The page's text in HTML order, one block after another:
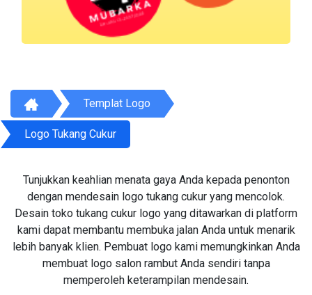
Templat Logo
Logo Tukang Cukur
Tunjukkan keahlian menata gaya Anda kepada penonton
dengan mendesain logo tukang cukur yang mencolok.
Desain toko tukang cukur logo yang ditawarkan di platform
kami dapat membantu membuka jalan Anda untuk menarik
lebih banyak klien. Pembuat logo kami memungkinkan Anda
membuat logo salon rambut Anda sendiri tanpa
memperoleh keterampilan mendesain.